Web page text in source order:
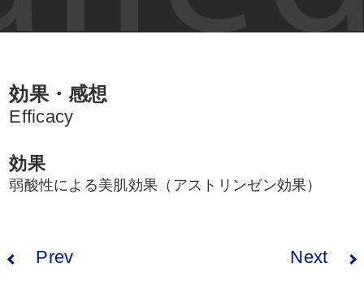
効果・感想
Efficacy
効果
弱酸性による美肌効果（アストリンゼン効果）
Prev Next